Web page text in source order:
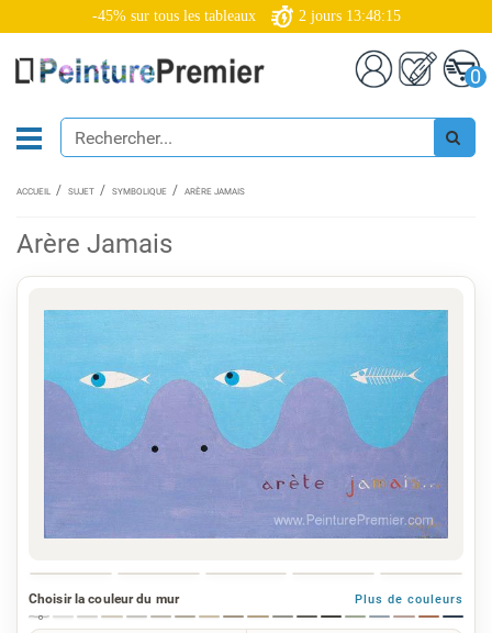
-45% sur tous les tableaux 2 jours 13:48:14
0
ACCUEIL SUJET SYMBOLIQUE ARÈRE JAMAIS
Arère Jamais
Choisir la couleur du mur Plus de couleurs